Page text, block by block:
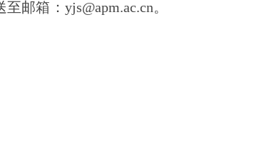
邮箱：yjs@apm.ac.cn。